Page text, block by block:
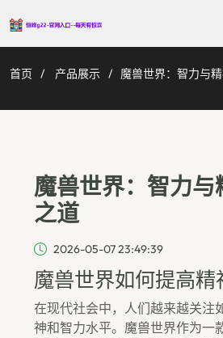
首页 产品展示 魔兽世界：智力与
魔兽世界：智力与
之道
2026-05-07 23:49:39
魔兽世界如何提高精
在现代社会中，人们越来越关注
神和智力水平。魔兽世界作为一